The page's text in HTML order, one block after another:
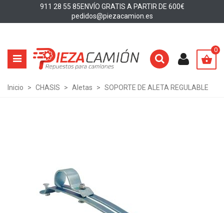
911 28 55 85ENVÍO GRATIS A PARTIR DE 600€
pedidos@piezacamion.es
0
Inicio > CHASIS > Aletas > SOPORTE DE ALETA REGULABLE